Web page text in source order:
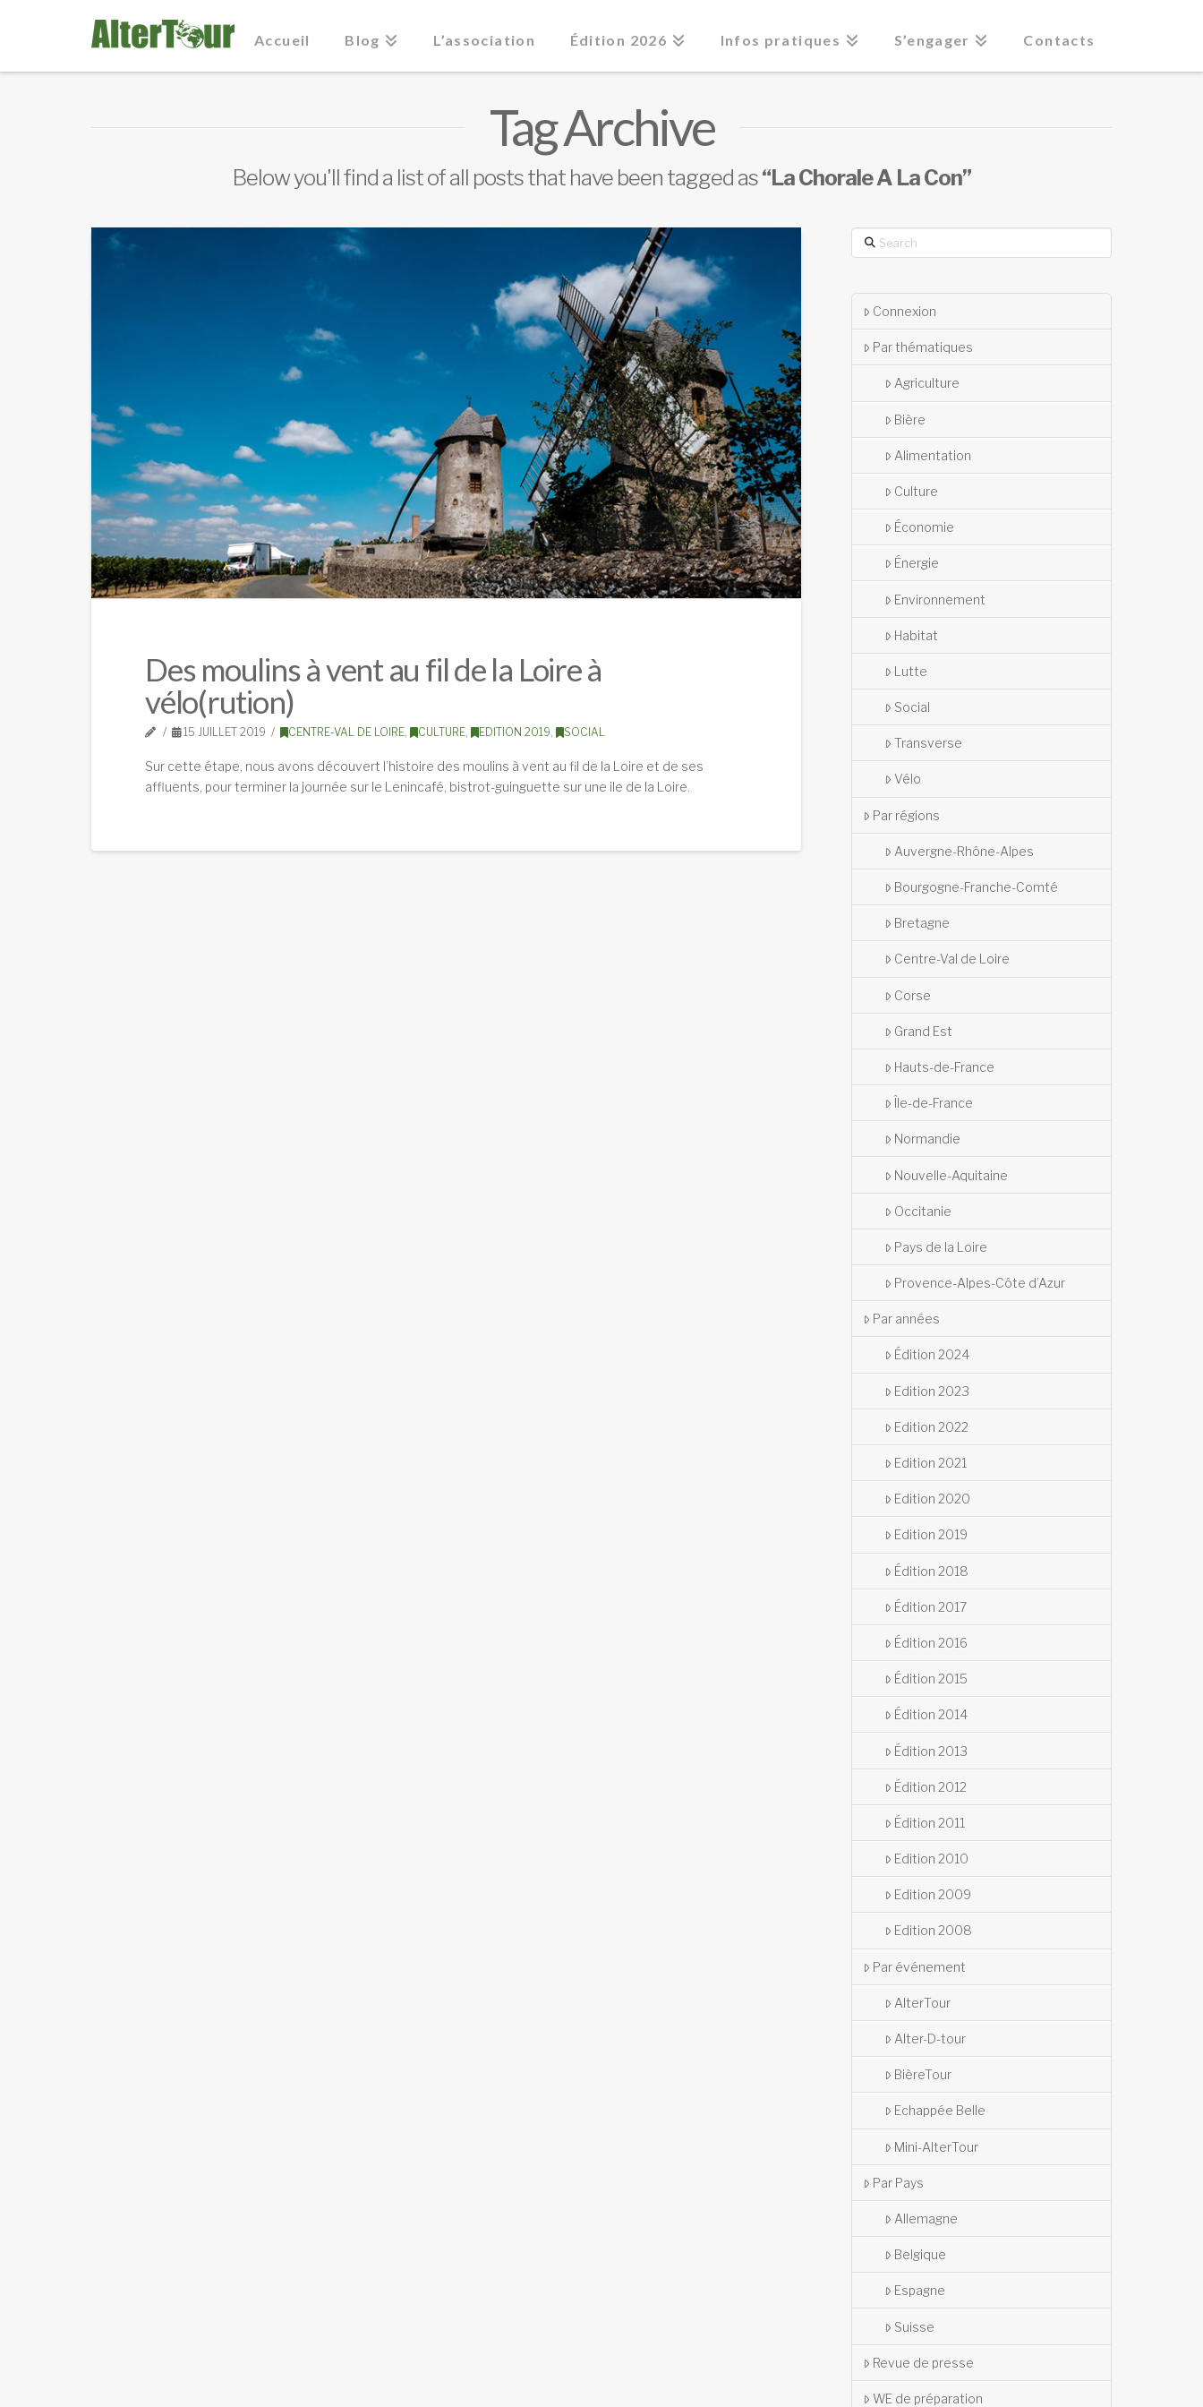
Accueil Blog L’association Édition 2026 Infos pratiques S’engager Contacts
Tag Archive
Below you'll find a list of all posts that have been tagged as“La Chorale A La Con”
Des moulins à vent au fil de la Loire à
vélo(rution)
15 JUILLET 2019 CENTRE-VAL DE LOIRE, CULTURE, EDITION 2019 SOCIAL
Sur cette étape, nous avons découvert l’histoire des moulins à vent au fil de la Loire et de ses
affluents, pour terminer la journée sur le Lenincafé, bistrot-guinguette sur une ile de la Loire.
Search
Connexion
Par thématiques
Agriculture
Bière
Alimentation
Culture
Économie
Énergie
Environnement
Habitat
Lutte
Social
Transverse
Vélo
Par régions
Auvergne-Rhône-Alpes
Bourgogne-Franche-Comté
Bretagne
Centre-Val de Loire
Corse
Grand Est
Hauts-de-France
Île-de-France
Normandie
Nouvelle-Aquitaine
Occitanie
Pays de la Loire
Provence-Alpes-Côte d’Azur
Par années
Édition 2024
Edition 2023
Edition 2022
Edition 2021
Edition 2020
Edition 2019
Édition 2018
Édition 2017
Édition 2016
Édition 2015
Édition 2014
Édition 2013
Édition 2012
Édition 2011
Edition 2010
Edition 2009
Edition 2008
Par événement
AlterTour
Alter-D-tour
BièreTour
Echappée Belle
Mini-AlterTour
Par Pays
Allemagne
Belgique
Espagne
Suisse
Revue de presse
WE de préparation